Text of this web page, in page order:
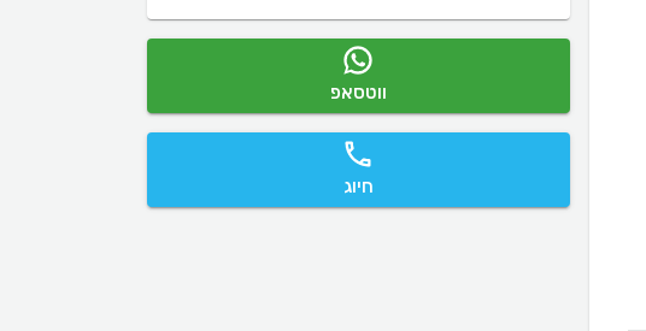
ווטסאפ
חיוג